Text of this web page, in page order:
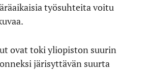
työsuhteita voitu
ovat toki yliopiston suurin
järisyttävän suurta